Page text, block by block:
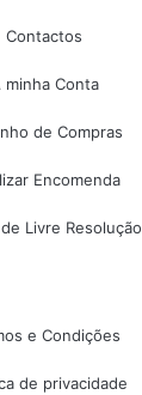
Contactos
minha Conta
de Compras
Encomenda
Livre Resolução
e Condições
de privacidade